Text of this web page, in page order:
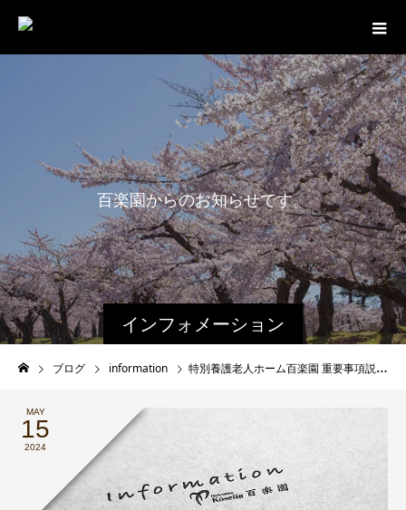
インフォメーション
百楽園からのお知らせです。
ブログ information 特別養護老人ホーム百楽園 重要事項説明書
MAY
15
2024